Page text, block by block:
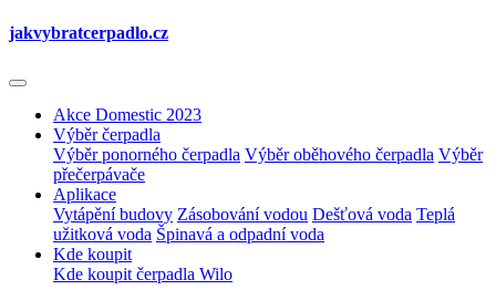
jakvybratcerpadlo.cz
Akce Domestic 2023
Výběr čerpadla
Výběr ponorného čerpadla Výběr oběhového čerpadla Výběr
přečerpávače
Aplikace
Vytápění budovy Zásobování vodou Dešťová voda Teplá
užitková voda Špinavá a odpadní voda
Kde koupit
Kde koupit čerpadla Wilo